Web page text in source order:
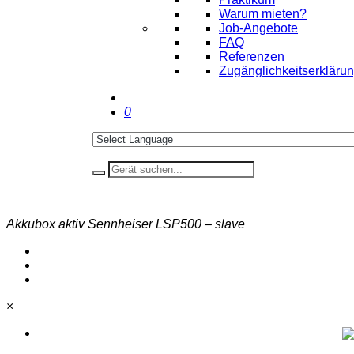
Warum mieten?
Job-Angebote
FAQ
Referenzen
0
Akkubox aktiv Sennheiser LSP500 – slave
×